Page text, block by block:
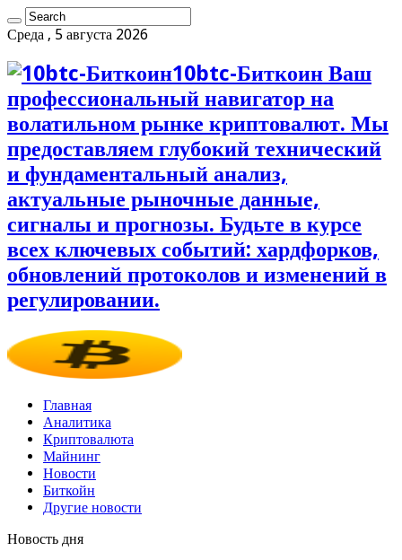
Среда , 5 августа 2026
10btc-Биткоин Ваш
профессиональный навигатор на
волатильном рынке криптовалют. Мы
предоставляем глубокий технический
и фундаментальный анализ,
актуальные рыночные данные,
сигналы и прогнозы. Будьте в курсе
всех ключевых событий: хардфорков,
обновлений протоколов и изменений в
регулировании.
Главная
Аналитика
Криптовалюта
Майнинг
Новости
Биткойн
Другие новости
Новость дня